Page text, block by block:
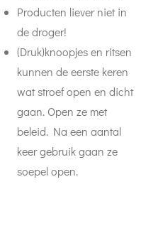
Producten liever niet in
de droger!
(Druk)knoopjes en ritsen
kunnen de eerste keren
wat stroef open en dicht
gaan. Open ze met
beleid. Na een aantal
keer gebruik gaan ze
soepel open.